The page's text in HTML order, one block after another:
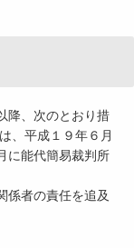
降、次のとおり措
、平成１９年６月
に能代簡易裁判所
係者の責任を追及